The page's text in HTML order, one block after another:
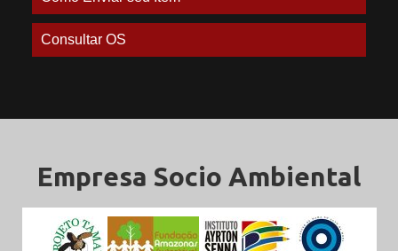
Consultar OS
Empresa Socio Ambiental